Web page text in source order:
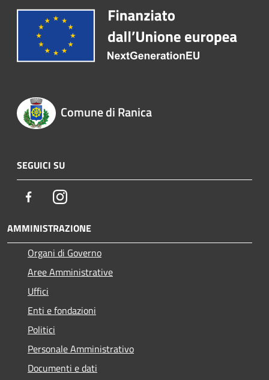
Comune di Ranica
SEGUICI SU
FacebookInstagram
AMMINISTRAZIONE
Organi di Governo
Aree Amministrative
Uffici
Enti e fondazioni
Politici
Personale Amministrativo
Documenti e dati